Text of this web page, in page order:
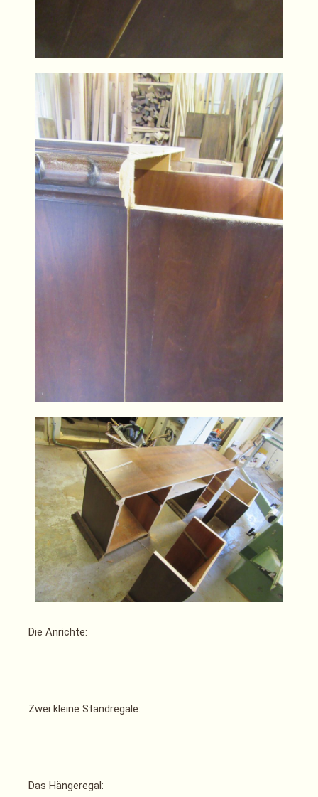
Die Anrichte:
Zwei kleine Standregale:
Das Hängeregal: